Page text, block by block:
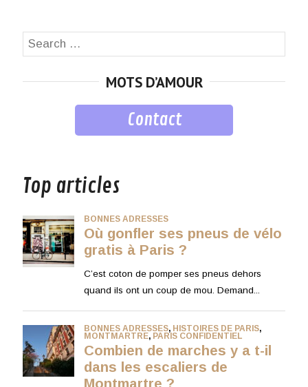
Search
MOTS D’AMOUR
Contact
Top articles